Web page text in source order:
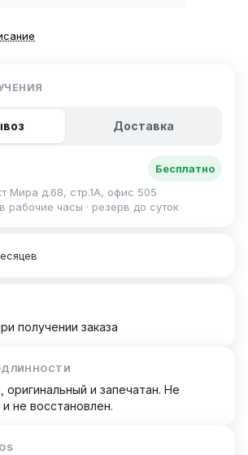
Доставка
Бесплатно
Мира д.68, стр.1А, офис 505
рабочие часы · резерв до суток
получении заказа
оригинальный и запечатан. Не
не восстановлен.